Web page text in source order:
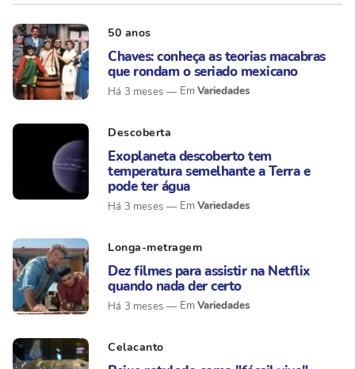
50 anos
Chaves: conheça as teorias macabras
que rondam o seriado mexicano
Há 3 meses Variedades
Descoberta
Exoplaneta descoberto tem
temperatura semelhante a Terra e
pode ter água
Há 3 meses Variedades
Longa-metragem
Dez filmes para assistir na Netflix
quando nada der certo
Há 3 meses Variedades
Celacanto